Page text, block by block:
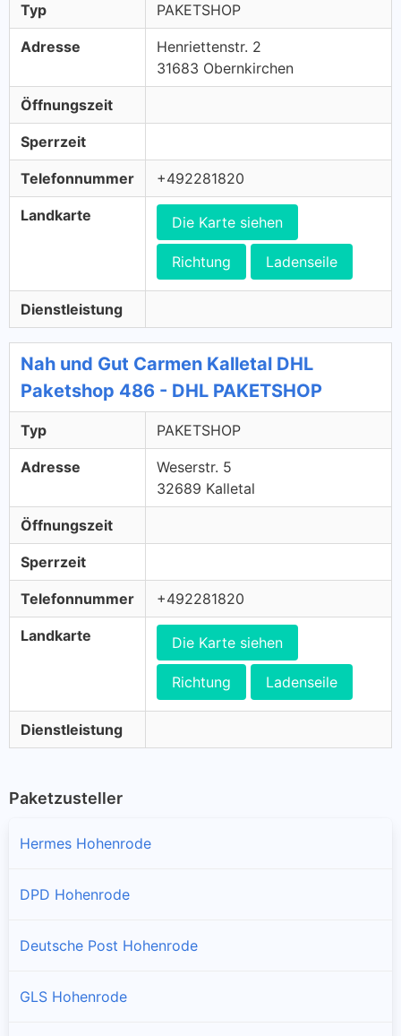
Typ PAKETSHOP
Adresse
Henriettenstr. 2
31683 Obernkirchen
Öffnungszeit
Sperrzeit
Telefonnummer +492281820
Landkarte Die Karte siehen
Richtung Ladenseile
Dienstleistung
Nah und Gut Carmen Kalletal DHL
Paketshop 486 - DHL PAKETSHOP
Typ PAKETSHOP
Adresse
Weserstr. 5
32689 Kalletal
Öffnungszeit
Sperrzeit
Telefonnummer +492281820
Landkarte Die Karte siehen
Richtung Ladenseile
Dienstleistung
Paketzusteller
Hermes Hohenrode
DPD Hohenrode
Deutsche Post Hohenrode
GLS Hohenrode